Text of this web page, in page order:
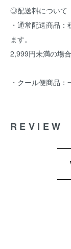
◎配送料について
・通常配送商品
ます。
2,999円未満の場
・クール便商品：
REVIEW